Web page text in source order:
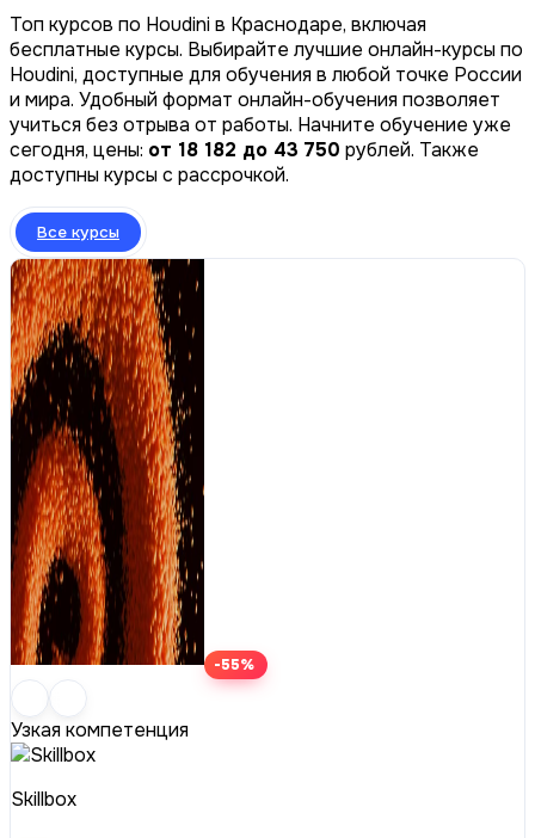
Топ курсов по Houdini в Краснодаре, включая
бесплатные курсы. Выбирайте лучшие онлайн-курсы по
Houdini, доступные для обучения в любой точке России
и мира. Удобный формат онлайн-обучения позволяет
учиться без отрыва от работы. Начните обучение уже
сегодня, цены: от 18 182 до 43 750 рублей. Также
доступны курсы с рассрочкой.
Все курсы
-55%
Узкая компетенция
Skillbox